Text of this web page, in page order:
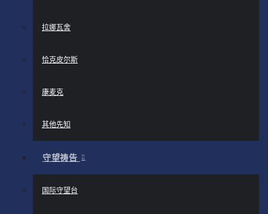
拉娜瓦舍
恰克皮尔斯
康麦克
其他先知
守望祷告
国际守望台